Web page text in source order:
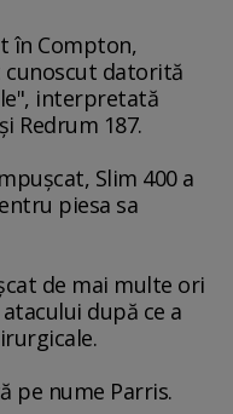
în Compton,
cunoscut datorită
interpretată
Redrum 187.
Slim 400 a
piesa sa
de mai multe ori
după ce a
pe nume Parris.